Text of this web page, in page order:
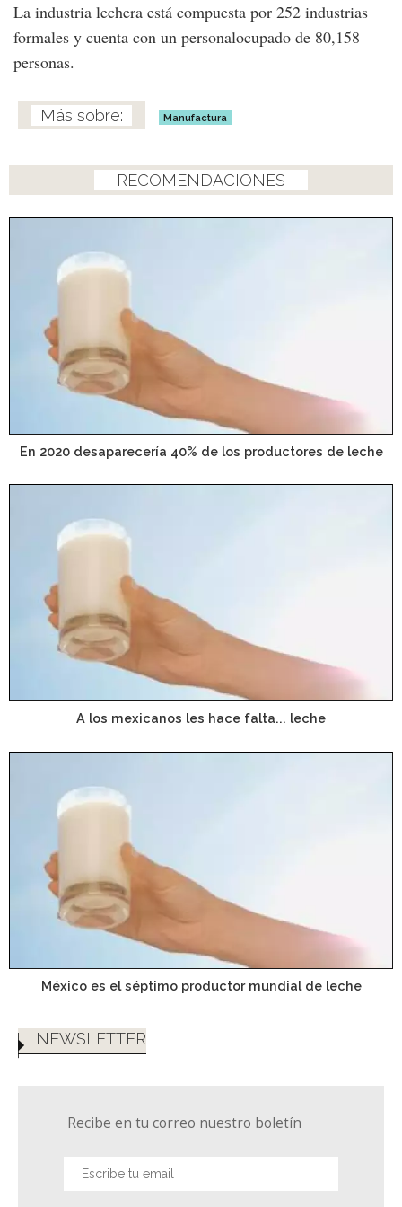
La industria lechera está compuesta por 252 industrias
formales y cuenta con un personalocupado de 80,158
personas.
Manufactura
RECOMENDACIONES
En 2020 desaparecería 40% de los productores de leche
A los mexicanos les hace falta... leche
México es el séptimo productor mundial de leche
NEWSLETTER
Recibe en tu correo nuestro boletín